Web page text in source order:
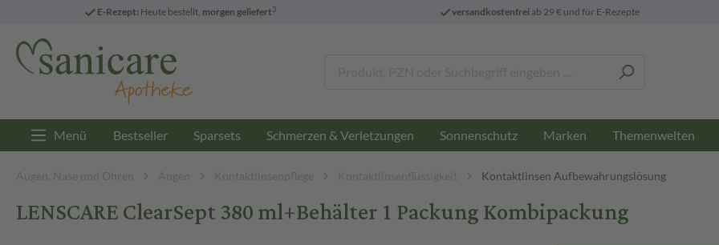
E-Rezept: Heute bestellt, morgen geliefert3 versandkostenfreiab 29 € und für E-Rezepte
Menü Bestseller Sparsets Schmerzen & Verletzungen Sonnenschutz Marken Themenwelten
Augen, Nase und Ohren Augen Kontaktlinsenpflege Kontaktlinsenflüssigkeit Kontaktlinsen Aufbewahrungslösung
LENSCARE ClearSept 380 ml+Behälter 1 Packung Kombipackung